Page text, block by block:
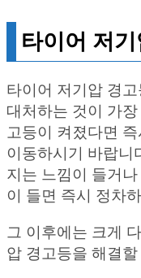
타이어 저
타이어 저기압 경
대처하는 것이 가
고등이 켜졌다면
이동하시기 바랍니
지는 느낌이 들거
이 들면 즉시 정차
그 이후에는 크게
압 경고등을 해결